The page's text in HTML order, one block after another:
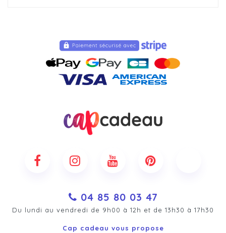
04 85 80 03 47
Du lundi au vendredi de 9h00 à 12h et de 13h30 à 17h30
Cap cadeau vous propose